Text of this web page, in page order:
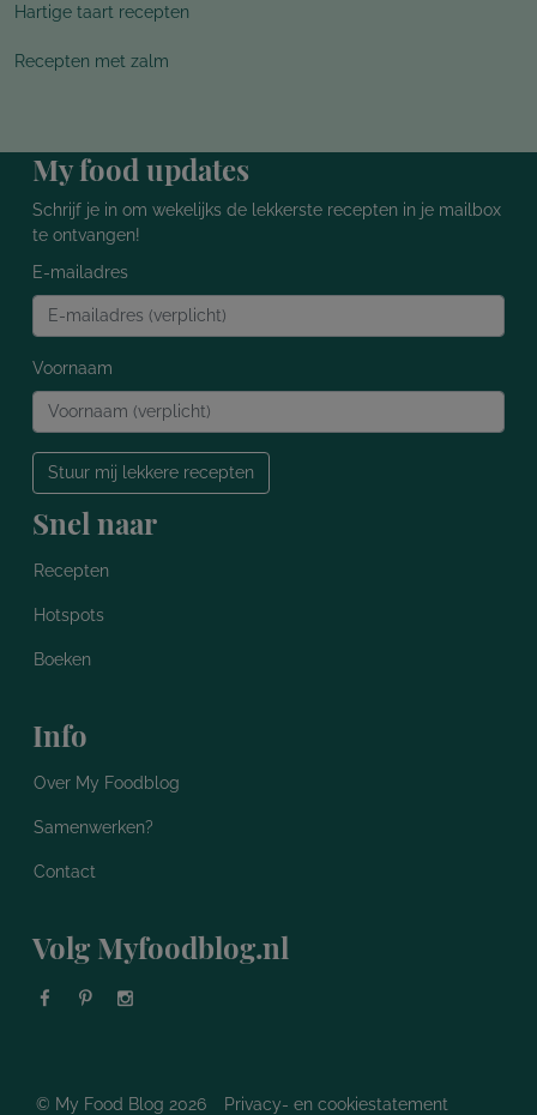
Hartige taart recepten
Recepten met zalm
My food updates
Schrijf je in om wekelijks de lekkerste recepten in je mailbox
te ontvangen!
E-mailadres
Voornaam
Stuur mij lekkere recepten
Snel naar
Recepten
Hotspots
Boeken
Info
Over My Foodblog
Samenwerken?
Contact
Volg Myfoodblog.nl
© My Food Blog 2026 Privacy- en cookiestatement